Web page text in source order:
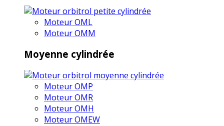
Moteur OML
Moteur OMM
Moyenne cylindrée
Moteur OMP
Moteur OMR
Moteur OMH
Moteur OMEW